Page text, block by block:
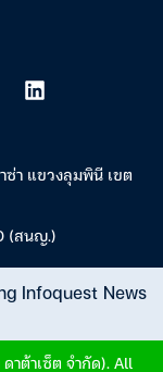
า แขวงลุมพินี เขต
(สนญ.)
Infoquest News
ต้าเซ็ต จำกัด). All